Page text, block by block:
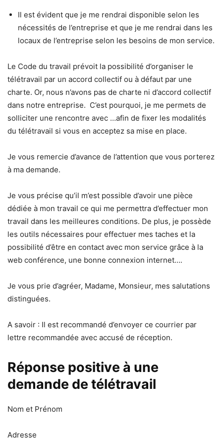
Il est évident que je me rendrai disponible selon les
nécessités de l’entreprise et que je me rendrai dans les
locaux de l’entreprise selon les besoins de mon service.
Le Code du travail prévoit la possibilité d’organiser le
télétravail par un accord collectif ou à défaut par une
charte. Or, nous n’avons pas de charte ni d’accord collectif
dans notre entreprise. C’est pourquoi, je me permets de
solliciter une rencontre avec …afin de fixer les modalités
du télétravail si vous en acceptez sa mise en place.
Je vous remercie d’avance de l’attention que vous porterez
à ma demande.
Je vous précise qu’il m’est possible d’avoir une pièce
dédiée à mon travail ce qui me permettra d’effectuer mon
travail dans les meilleures conditions. De plus, je possède
les outils nécessaires pour effectuer mes taches et la
possibilité d’être en contact avec mon service grâce à la
web conférence, une bonne connexion internet….
Je vous prie d’agréer, Madame, Monsieur, mes salutations
distinguées.
A savoir : Il est recommandé d’envoyer ce courrier par
lettre recommandée avec accusé de réception.
Réponse positive à une
demande de télétravail
Nom et Prénom
Adresse